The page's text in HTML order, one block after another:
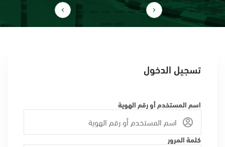
تسجيل الدخول
اسم المستخدم أو رقم الهوية
كلمة المرور